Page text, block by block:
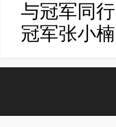
与冠军同
冠军张小楠